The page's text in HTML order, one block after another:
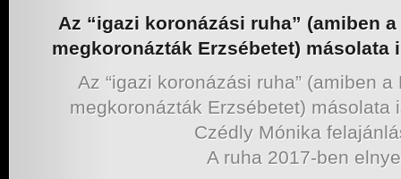
Az “igazi koronázási ruha” (amiben
megkoronázták Erzsébetet) másolata
Az “igazi koronázási ruha” (amiben
megkoronázták Erzsébetet) másolata
Czédly Mónika
A ruha 2017-ben